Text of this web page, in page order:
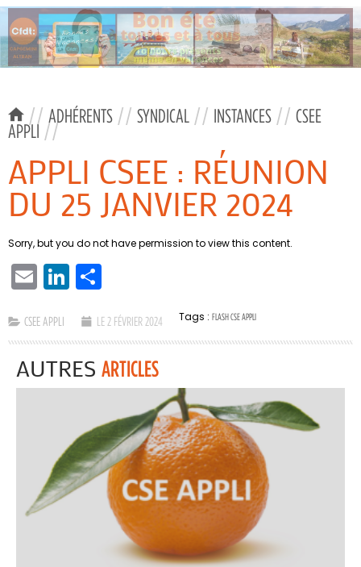
// ADHÉRENTS // SYNDICAL // INSTANCES // CSEE
APPLI //
APPLI CSEE : RÉUNION
DU 25 JANVIER 2024
Sorry, but you do not have permission to view this content.
EMAIL LINKEDIN
CSEE APPLI LE 2 FÉVRIER 2024 Tags : FLASH CSE APPLI
AUTRES ARTICLES